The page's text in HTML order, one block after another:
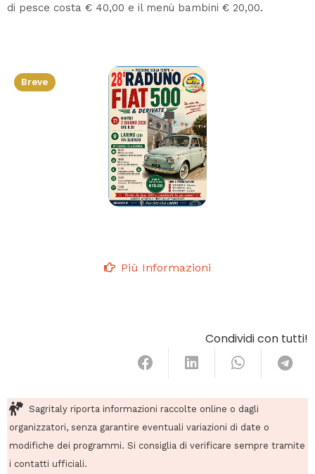
di pesce costa € 40,00 e il menù bambini € 20,00.
Breve
Più Informazioni
Condividi con tutti!
Sagritaly riporta informazioni raccolte online o dagli
organizzatori, senza garantire eventuali variazioni di date o
modifiche dei programmi. Si consiglia di verificare sempre tramite
i contatti ufficiali.